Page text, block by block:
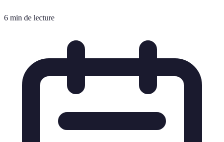
6 min de lecture